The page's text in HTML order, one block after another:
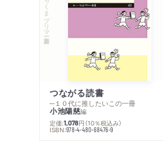
ちくまプリマー新書
つながる読書
─１０代に推したいこの一冊
小池陽慈編
定価:1,078円 （10％税込み）
ISBN:978-4-480-68476-9